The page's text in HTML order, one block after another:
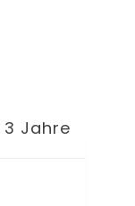
Jahre